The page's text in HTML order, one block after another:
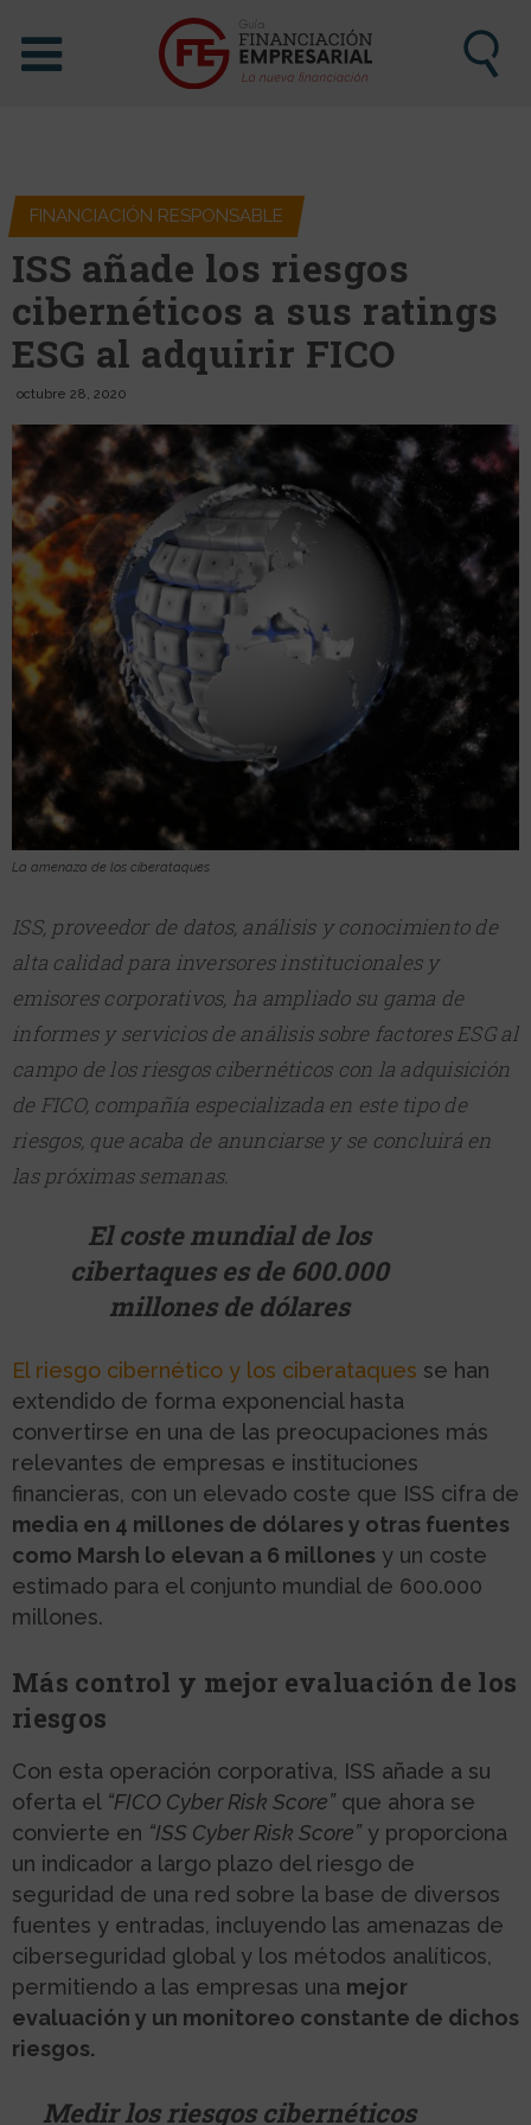
FINANCIACIÓN RESPONSABLE
ISS añade los riesgos
cibernéticos a sus ratings
ESG al adquirir FICO
octubre 28, 2020
La amenaza de los ciberataques
ISS, proveedor de datos, análisis y conocimiento de
alta calidad para inversores institucionales y
emisores corporativos, ha ampliado su gama de
informes y servicios de análisis sobre factores ESG al
campo de los riesgos cibernéticos con la adquisición
de FICO, compañía especializada en este tipo de
riesgos, que acaba de anunciarse y se concluirá en
las próximas semanas.
El coste mundial de los
cibertaques es de 600.000
millones de dólares
El riesgo cibernético y los ciberataques se han
extendido de forma exponencial hasta
convertirse en una de las preocupaciones más
relevantes de empresas e instituciones
financieras, con un elevado coste que ISS cifra de
media en 4 millones de dólares y otras fuentes
como Marsh lo elevan a 6 millones y un coste
estimado para el conjunto mundial de 600.000
millones.
Más control y mejor evaluación de los
riesgos
Con esta operación corporativa, ISS añade a su
oferta el “FICO Cyber ​​Risk Score” que ahora se
convierte en “ISS Cyber ​​Risk Score” y proporciona
un indicador a largo plazo del riesgo de
seguridad de una red sobre la base de diversos
fuentes y entradas, incluyendo las amenazas de
ciberseguridad global y los métodos analíticos,
permitiendo a las empresas una mejor
evaluación y un monitoreo constante de dichos
riesgos.
Medir los riesgos cibernéticos